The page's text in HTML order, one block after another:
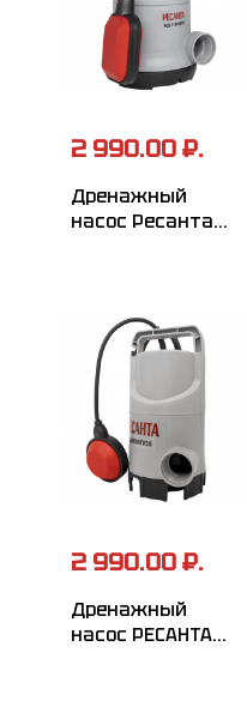
2 990.00 ₽.
Дренажный
насос Ресанта
2 990.00 ₽.
Дренажный
насос РЕСАНТА